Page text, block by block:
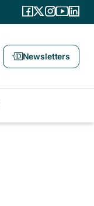
Newsletters